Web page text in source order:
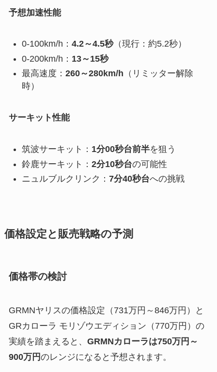
予想加速性能
0-100km/h： 4.2～4.5秒（現行：約5.2秒）
0-200km/h： 13～15秒
最高速度： 260～280km/h （リミッター解除
時）
サーキット性能
筑波サーキット： 1分00秒台前半を狙う
鈴鹿サーキット： 2分10秒台の可能性
ニュルブルクリンク： 7分40秒台への挑戦
価格設定と販売戦略の予測
価格帯の検討
GRMNヤリスの価格設定（731万円～846万円）と
GRカローラ モリゾウエディション（770万円）の
実績を踏まえると、 GRMNカローラは750万円～
900万円のレンジになると予想されます。